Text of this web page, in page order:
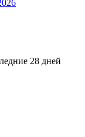
28 дней